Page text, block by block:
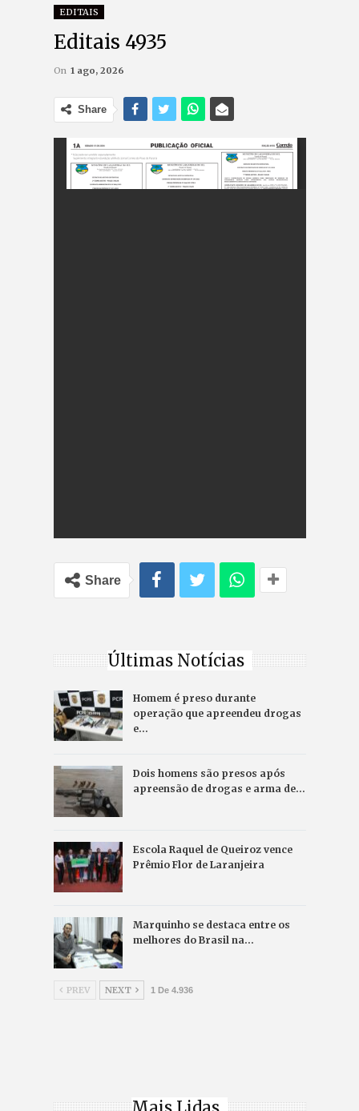
EDITAIS
Editais 4935
On 1 ago, 2026
Share
Share
Últimas Notícias
Homem é preso durante
operação que apreendeu drogas
e…
Dois homens são presos após
apreensão de drogas e arma de…
Escola Raquel de Queiroz vence
Prêmio Flor de Laranjeira
Marquinho se destaca entre os
melhores do Brasil na…
PREV NEXT 1 De 4.936